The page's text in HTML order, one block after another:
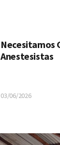
Necesitamos
Anestesistas
03/06/2026